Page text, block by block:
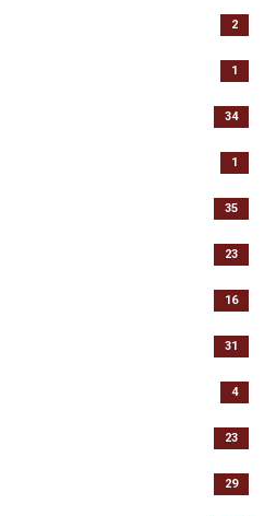
2
1
34
1
35
23
16
31
4
23
29